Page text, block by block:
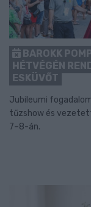
BAROKK
HÉTVÉGÉN
ESKÜVŐT
Jubileumi
tűzshow és
7–8-án.